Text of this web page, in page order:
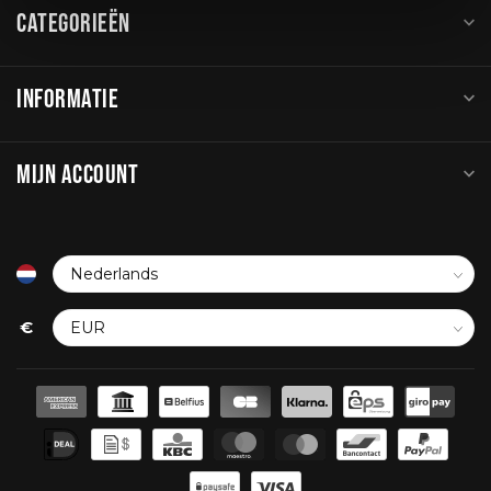
CATEGORIEËN
INFORMATIE
MIJN ACCOUNT
€